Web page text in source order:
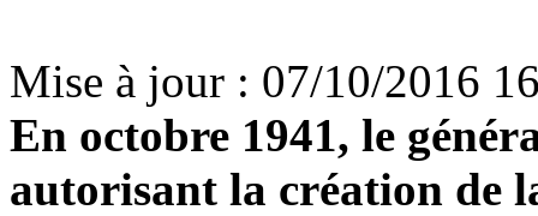
Mise à jour : 07/10/2016
En octobre 1941, le
autorisant la création de